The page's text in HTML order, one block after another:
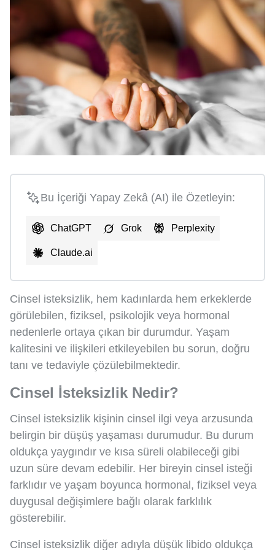
Bu İçeriği Yapay Zekâ (AI) ile Özetleyin:
ChatGPT Grok Perplexity
Claude.ai
Cinsel isteksizlik, hem kadınlarda hem erkeklerde
görülebilen, fiziksel, psikolojik veya hormonal
nedenlerle ortaya çıkan bir durumdur. Yaşam
kalitesini ve ilişkileri etkileyebilen bu sorun, doğru
tanı ve tedaviyle çözülebilmektedir.
Cinsel İsteksizlik Nedir?
Cinsel isteksizlik kişinin cinsel ilgi veya arzusunda
belirgin bir düşüş yaşaması durumudur. Bu durum
oldukça yaygındır ve kısa süreli olabileceği gibi
uzun süre devam edebilir. Her bireyin cinsel isteği
farklıdır ve yaşam boyunca hormonal, fiziksel veya
duygusal değişimlere bağlı olarak farklılık
gösterebilir.
Cinsel isteksizlik diğer adıyla düşük libido oldukça